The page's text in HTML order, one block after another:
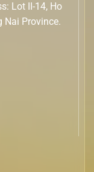
Lot II-14, Ho
Nai Province.